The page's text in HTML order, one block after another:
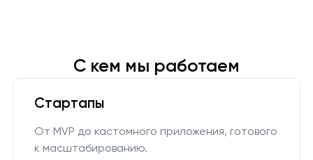
С кем мы работаем
Стартапы
От MVP до кастомного приложения, готового
к масштабированию.